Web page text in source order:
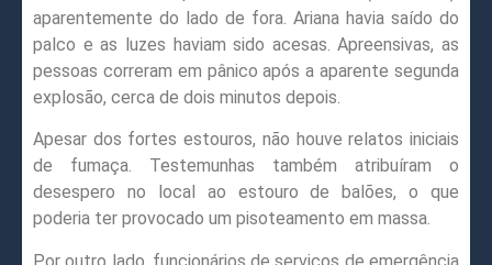
aparentemente do lado de fora. Ariana havia saído do
palco e as luzes haviam sido acesas. Apreensivas, as
pessoas correram em pânico após a aparente segunda
explosão, cerca de dois minutos depois.
Apesar dos fortes estouros, não houve relatos iniciais
de fumaça. Testemunhas também atribuíram o
desespero no local ao estouro de balões, o que
poderia ter provocado um pisoteamento em massa.
Por outro lado, funcionários de serviços de emergência